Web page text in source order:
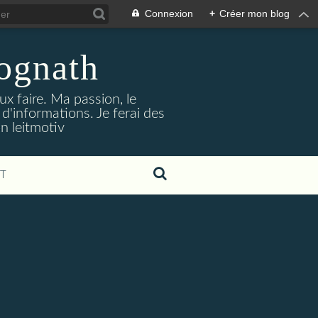
Connexion + Créer mon blog
faire. Ma passion, le
Je ferai des
leitmotiv